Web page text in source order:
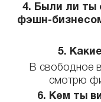
4. Были ли ты
фэшн-
5.
В свободное
смотрю
6. Кем ты